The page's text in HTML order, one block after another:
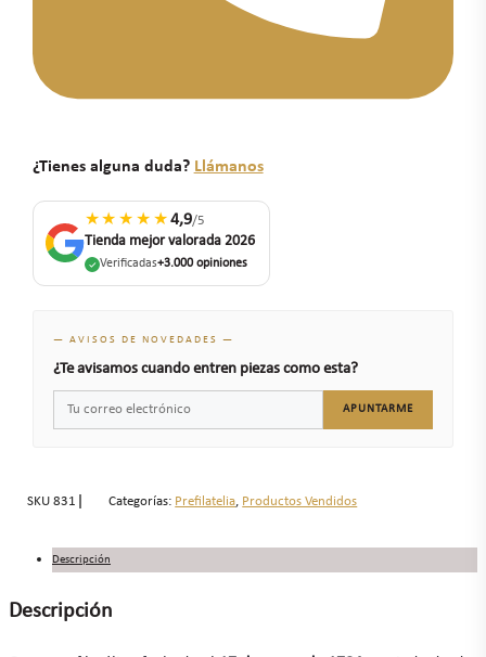
¿Tienes alguna duda? Llámanos
★★★★★4,9/5
Tienda mejor valorada 2026
Verificadas+3.000 opiniones
— AVISOS DE NOVEDADES —
¿Te avisamos cuando entren piezas como esta?
APUNTARME
SKU831 Categorías: Prefilatelia, Productos Vendidos
Descripción
Descripción